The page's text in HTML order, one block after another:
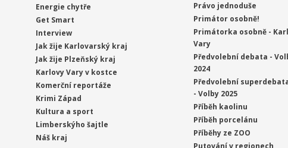
Energie chytře
Get Smart
Interview
Jak žije Karlovarský kraj
Jak žije Plzeňský kraj
Karlovy Vary v kostce
Komerční reportáže
Krimi Západ
Kultura a sport
Limberskýho šajtle
Náš kraj
Právo jednoduše
Primátor osobně!
Primátorka osobně -
Vary
Předvolební debata -
2024
Předvolební
- Volby 2025
Příběh kaolinu
Příběh porcelánu
Příběhy ze ZOO